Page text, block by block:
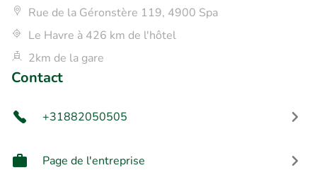
Rue de la Géronstère 119, 4900 Spa
Le Havre à 426 km de l'hôtel
2km de la gare
Contact
+31882050505
Page de l'entreprise